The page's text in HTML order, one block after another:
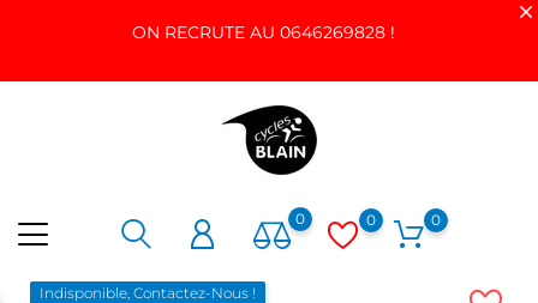
ON RECRUTE AU 0646269828 !
0 0 0
Indisponible, Contactez-Nous !